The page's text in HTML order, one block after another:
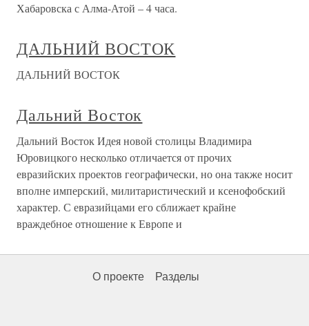
Хабаровска с Алма-Атой – 4 часа.
ДАЛЬНИЙ ВОСТОК
ДАЛЬНИЙ ВОСТОК
Дальний Восток
Дальний Восток Идея новой столицы Владимира
Юровицкого несколько отличается от прочих
евразийских проектов географически, но она также носит
вполне имперский, милитаристический и ксенофобский
характер. С евразийцами его сближает крайне
враждебное отношение к Европе и
О проекте Разделы